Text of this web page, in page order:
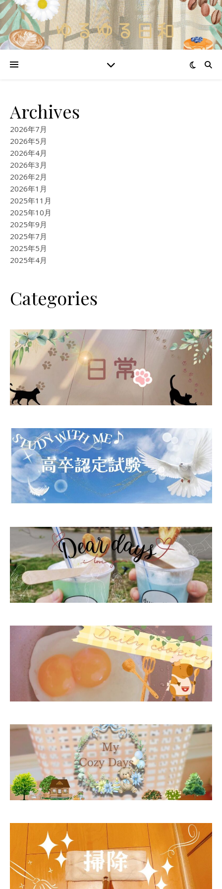
Archives
2026年7月
2026年5月
2026年4月
2026年3月
2026年2月
2026年1月
2025年11月
2025年10月
2025年9月
2025年7月
2025年5月
2025年4月
Categories